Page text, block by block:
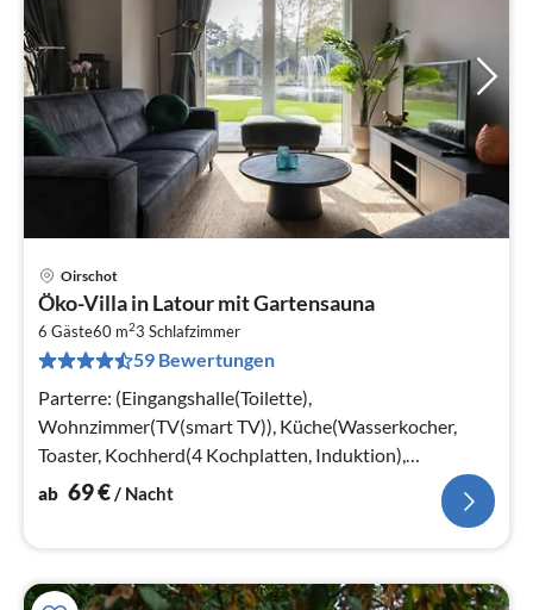
Oirschot
Öko-Villa in Latour mit Gartensauna
6 Gäste60 m23 Schlafzimmer
59 Bewertungen
Parterre: (Eingangshalle(Toilette),
Wohnzimmer(TV(smart TV)), Küche(Wasserkocher,
Toaster, Kochherd(4 Kochplatten, Induktion),
Kaffeemaschine(cups)
ab 69€/ Nacht